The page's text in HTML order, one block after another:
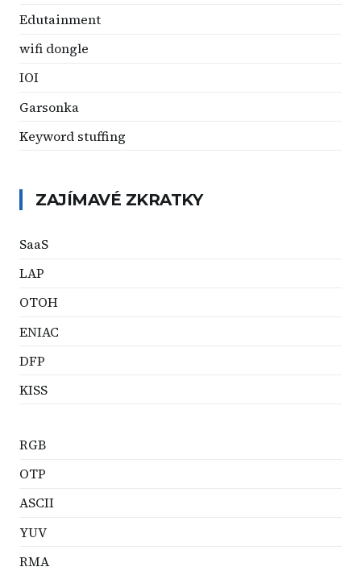
Edutainment
wifi dongle
IOI
Garsonka
Keyword stuffing
ZAJÍMAVÉ ZKRATKY
SaaS
LAP
OTOH
ENIAC
DFP
KISS
RGB
OTP
ASCII
YUV
RMA